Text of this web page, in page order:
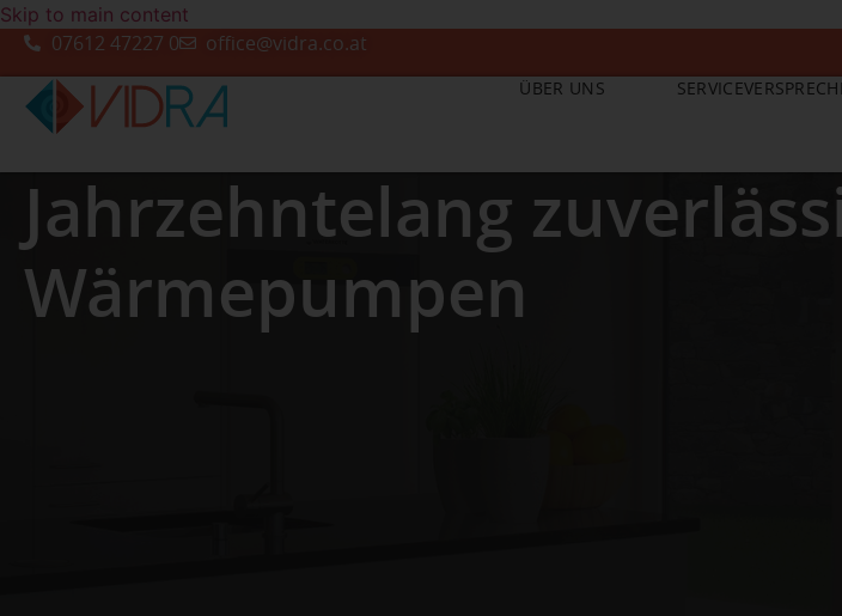
Skip to main content
07612 47227 0 office@vidra.co.at
ÜBER UNS
Jahrzehntelang
Wärmepumpen